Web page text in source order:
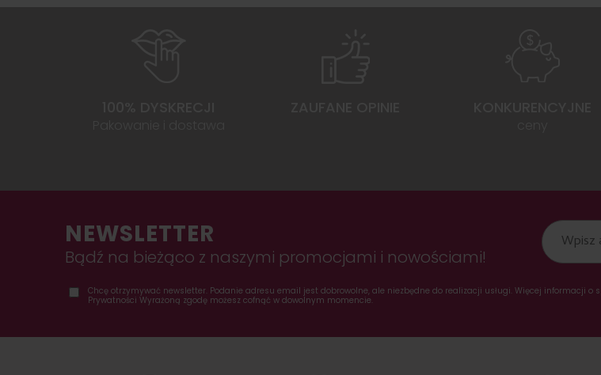
NEWSLETTER
Bądź na bieżąco z naszymi promocjami i nowościami!
Chcę otrzymywać newsletter. Podanie adresu email jest dobrowolne, ale niezbędne do realizacji usługi. Więcej informacji
Prywatności Wyrażoną zgodę możesz cofnąć w dowolnym momencie.